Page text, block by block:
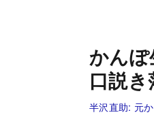
かん
口説
半沢直助: 元